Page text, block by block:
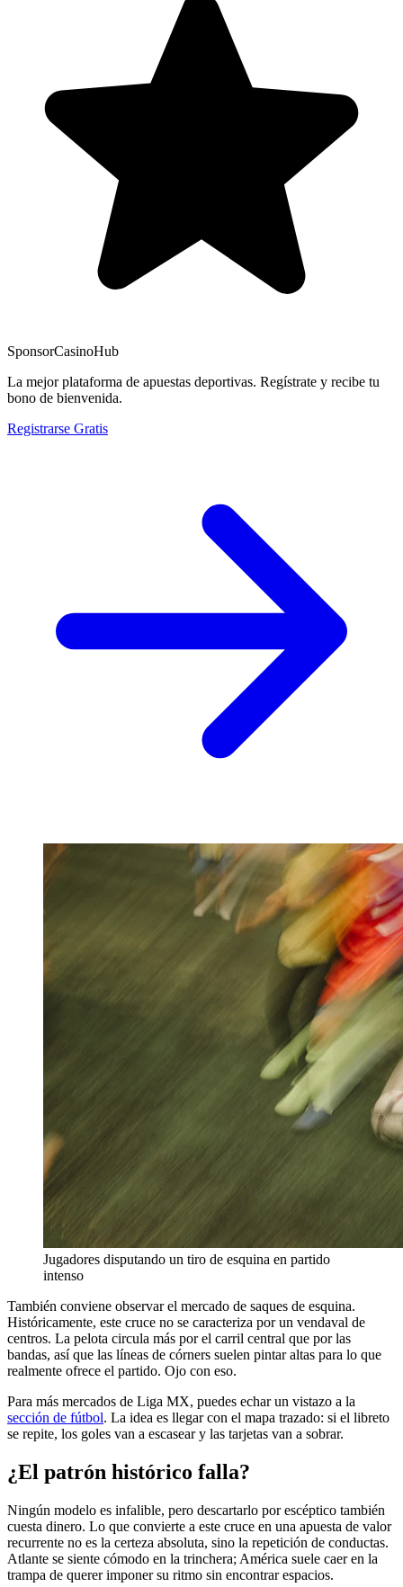
SponsorCasinoHub
La mejor plataforma de apuestas deportivas. Regístrate y recibe tu
bono de bienvenida.
Registrarse Gratis
Jugadores disputando un tiro de esquina en partido
intenso
También conviene observar el mercado de saques de esquina.
Históricamente, este cruce no se caracteriza por un vendaval de
centros. La pelota circula más por el carril central que por las
bandas, así que las líneas de córners suelen pintar altas para lo que
realmente ofrece el partido. Ojo con eso.
Para más mercados de Liga MX, puedes echar un vistazo a la
sección de fútbol. La idea es llegar con el mapa trazado: si el libreto
se repite, los goles van a escasear y las tarjetas van a sobrar.
¿El patrón histórico falla?
Ningún modelo es infalible, pero descartarlo por escéptico también
cuesta dinero. Lo que convierte a este cruce en una apuesta de valor
recurrente no es la certeza absoluta, sino la repetición de conductas.
Atlante se siente cómodo en la trinchera; América suele caer en la
trampa de querer imponer su ritmo sin encontrar espacios.